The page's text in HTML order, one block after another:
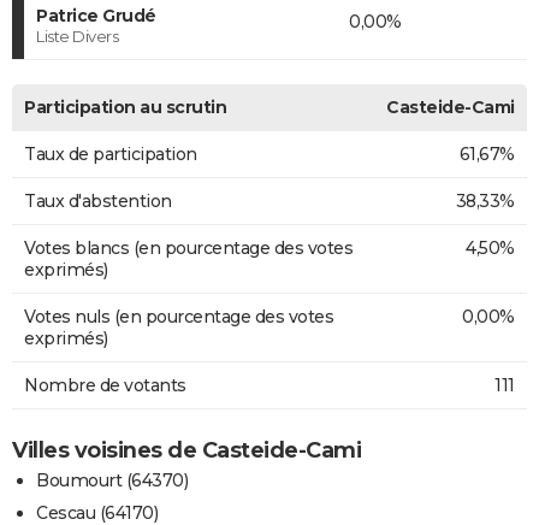
Patrice Grudé
Liste Divers
0,00%
Participation au scrutin Casteide-Cami
Taux de participation 61,67%
Taux d'abstention 38,33%
Votes blancs (en pourcentage des votes
exprimés)
4,50%
Votes nuls (en pourcentage des votes
exprimés)
0,00%
Nombre de votants 111
Villes voisines de Casteide-Cami
Boumourt (64370)
Cescau (64170)